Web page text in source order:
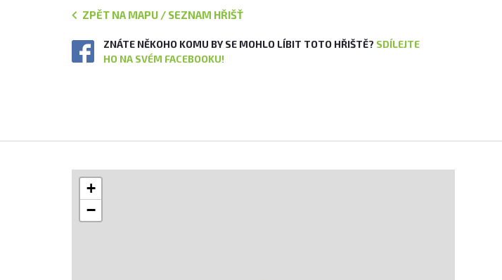
ZPĚT NA MAPU / SEZNAM HŘIŠŤ
ZNÁTE NĚKOHO KOMU BY SE MOHLO LÍBIT TOTO HŘIŠTĚ? SDÍLEJTE
HO NA SVÉM FACEBOOKU!
+
−